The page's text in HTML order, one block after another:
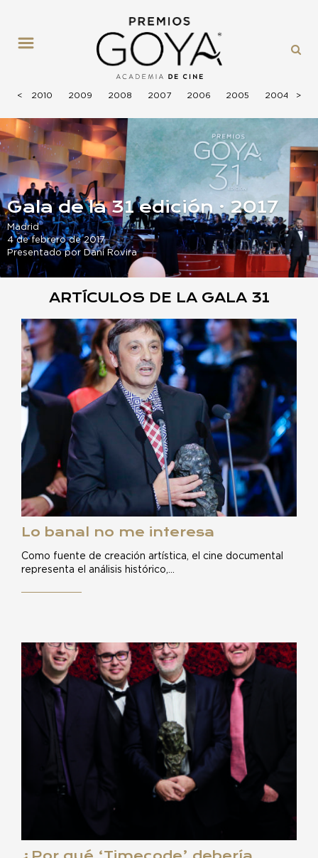
<
<
< 2010 2009 2008 2007 2006 2005 2004 >
>
>
2026 2025 2024
Gala de la 31 edición · 2017
Madrid
4 de febrero de 2017
Presentado por Dani Rovira
ARTÍCULOS DE LA GALA 31
Lo banal no me interesa
Como fuente de creación artística, el cine documental
representa el análisis histórico,…